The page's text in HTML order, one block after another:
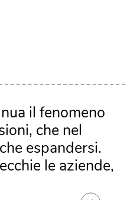
il fenomeno
che nel
espandersi.
le aziende,